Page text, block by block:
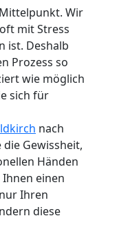
Wir
mit Stress
ist. Deshalb
Prozess so
wie möglich
sich für
nach
Gewissheit,
Händen
einen
Ihren
diese